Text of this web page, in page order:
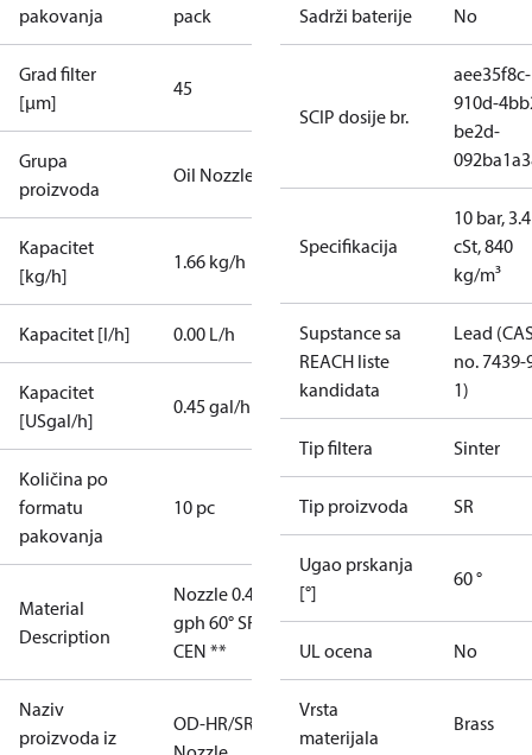
pakovanja
pack
Grad filter
[µm]
45
Grupa
proizvoda
Oil Nozzles
Kapacitet
[kg/h]
1.66 kg/h
Kapacitet [l/h] 0.00 L/h
Kapacitet
[USgal/h]
0.45 gal/h
Količina po
formatu
pakovanja
10 pc
Material
Description
Nozzle 0.45
gph 60° SR
CEN **
Naziv
proizvoda iz
OD-HR/SR
Sadrži baterije No
SCIP dosije br.
aee35f8c-
910d-
be2d-
Specifikacija
10 bar, 3.4
cSt, 840
kg/m³
Supstance sa
REACH liste
kandidata
Lead
no. 7439-
1)
Tip filtera Sinter
Tip proizvoda SR
Ugao prskanja
[°]
60 °
UL ocena No
Vrsta
materijala
Brass